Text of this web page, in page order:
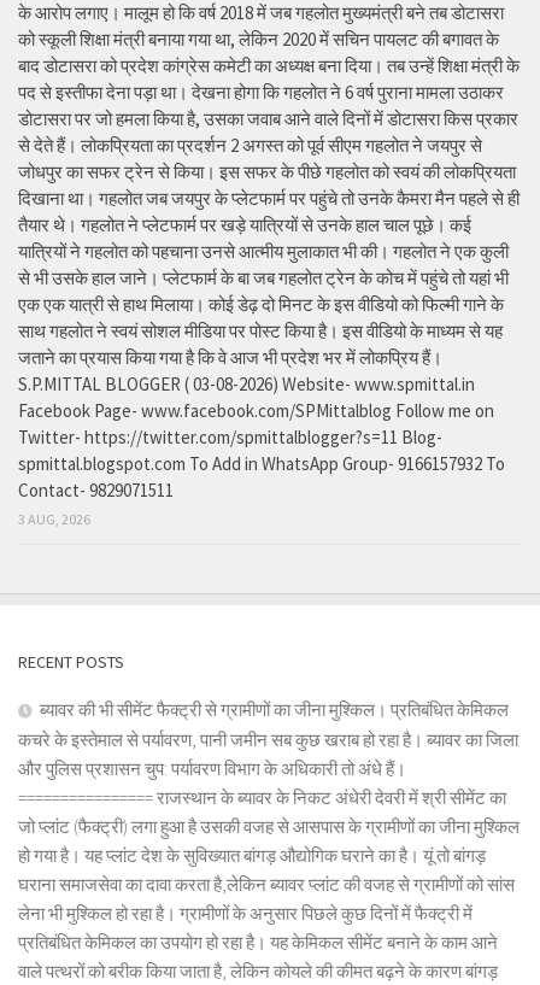
के आरोप लगाए। मालूम हो कि वर्ष 2018 में जब गहलोत मुख्यमंत्री बने तब डोटासरा
को स्कूली शिक्षा मंत्री बनाया गया था, लेकिन 2020 में सचिन पायलट की बगावत के
बाद डोटासरा को प्रदेश कांग्रेस कमेटी का अध्यक्ष बना दिया। तब उन्हें शिक्षा मंत्री के
पद से इस्तीफा देना पड़ा था। देखना होगा कि गहलोत ने 6 वर्ष पुराना मामला उठाकर
डोटासरा पर जो हमला किया है, उसका जवाब आने वाले दिनों में डोटासरा किस प्रकार
से देते हैं। लोकप्रियता का प्रदर्शन 2 अगस्त को पूर्व सीएम गहलोत ने जयपुर से
जोधपुर का सफर ट्रेन से किया। इस सफर के पीछे गहलोत को स्वयं की लोकप्रियता
दिखाना था। गहलोत जब जयपुर के प्लेटफार्म पर पहुंचे तो उनके कैमरा मैन पहले से ही
तैयार थे। गहलोत ने प्लेटफार्म पर खड़े यात्रियों से उनके हाल चाल पूछे। कई
यात्रियों ने गहलोत को पहचाना उनसे आत्मीय मुलाकात भी की। गहलोत ने एक कुली
से भी उसके हाल जाने। प्लेटफार्म के बा जब गहलोत ट्रेन के कोच में पहुंचे तो यहां भी
एक एक यात्री से हाथ मिलाया। कोई डेढ़ दो मिनट के इस वीडियो को फिल्मी गाने के
साथ गहलोत ने स्वयं सोशल मीडिया पर पोस्ट किया है। इस वीडियो के माध्यम से यह
जताने का प्रयास किया गया है कि वे आज भी प्रदेश भर में लोकप्रिय हैं।
S.P.MITTAL BLOGGER ( 03-08-2026) Website- www.spmittal.in
Facebook Page- www.facebook.com/SPMittalblog Follow me on
Twitter- https://twitter.com/spmittalblogger?s=11 Blog-
spmittal.blogspot.com To Add in WhatsApp Group- 9166157932 To
Contact- 9829071511
3 AUG, 2026
RECENT POSTS
ब्यावर की भी सीमेंट फैक्ट्री से ग्रामीणों का जीना मुश्किल। प्रतिबंधित केमिकल
कचरे के इस्तेमाल से पर्यावरण, पानी जमीन सब कुछ खराब हो रहा है। ब्यावर का जिला
और पुलिस प्रशासन चुप: पर्यावरण विभाग के अधिकारी तो अंधे हैं।
================ राजस्थान के ब्यावर के निकट अंधेरी देवरी में श्री सीमेंट का
जो प्लांट (फैक्ट्री) लगा हुआ है उसकी वजह से आसपास के ग्रामीणों का जीना मुश्किल
हो गया है। यह प्लांट देश के सुविख्यात बांगड़ औद्योगिक घराने का है। यूं तो बांगड़
घराना समाजसेवा का दावा करता है,लेकिन ब्यावर प्लांट की वजह से ग्रामीणों को सांस
लेना भी मुश्किल हो रहा है। ग्रामीणों के अनुसार पिछले कुछ दिनों में फैक्ट्री में
प्रतिबंधित केमिकल का उपयोग हो रहा है। यह केमिकल सीमेंट बनाने के काम आने
वाले पत्थरों को बरीक किया जाता है, लेकिन कोयले की कीमत बढ़ने के कारण बांगड़